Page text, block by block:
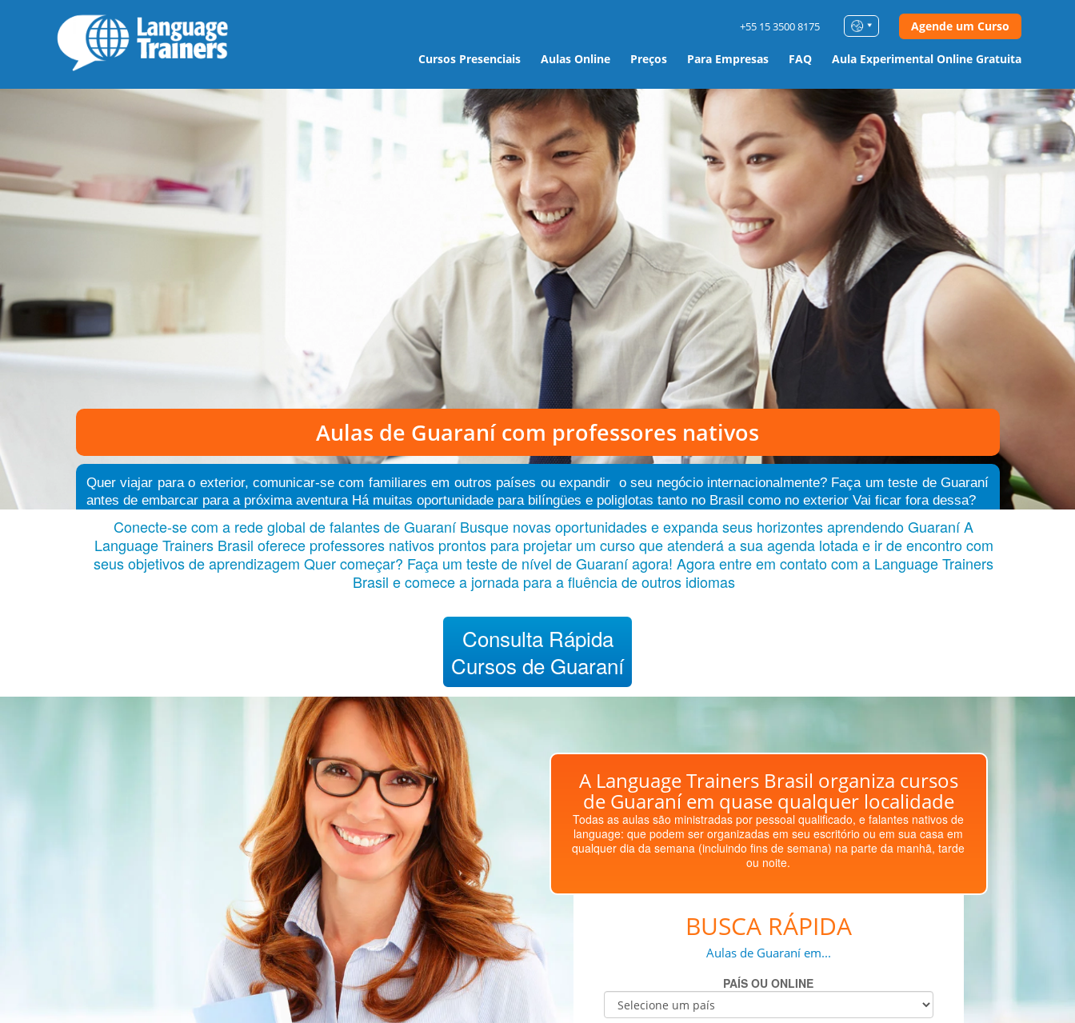
Cursos Presenciais Aulas Online Preços Para Empresas FAQ Aula Experimental Online Gratuita
+55 15 3500 8175 Agende um Curso
Aulas de Guaranícom professores nativos
Quer viajar para o exterior, comunicar-se com familiares em outros países ou expandir o seu negócio internacionalmente? Faça um teste de Guaraní
antes de embarcar para a próxima aventura Há muitas oportunidade para bilíngües e poliglotas tanto no Brasil como no exterior Vai ficar fora dessa?
Conecte-se com a rede global de falantes de Guaraní Busque novas oportunidades e expanda seus horizontes aprendendo Guaraní A
Language Trainers Brasil oferece professores nativos prontos para projetar um curso que atenderá a sua agenda lotada e ir de encontro com
seus objetivos de aprendizagem Quer começar? Faça um teste de nível de Guaraní agora! Agora entre em contato com a Language Trainers
Brasil e comece a jornada para a fluência de outros idiomas
Consulta Rápida
Cursos de Guaraní
A Language Trainers Brasil organiza cursos
de Guaraní em quase qualquer localidade
Todas as aulas são ministradas por pessoal qualificado, e falantes nativos de
language: que podem ser organizadas em seu escritório ou em sua casa em
qualquer dia da semana (incluindo fins de semana) na parte da manhã, tarde
ou noite.
BUSCA RÁPIDA
Aulas de Guaraní em...
PAÍS OU ONLINE